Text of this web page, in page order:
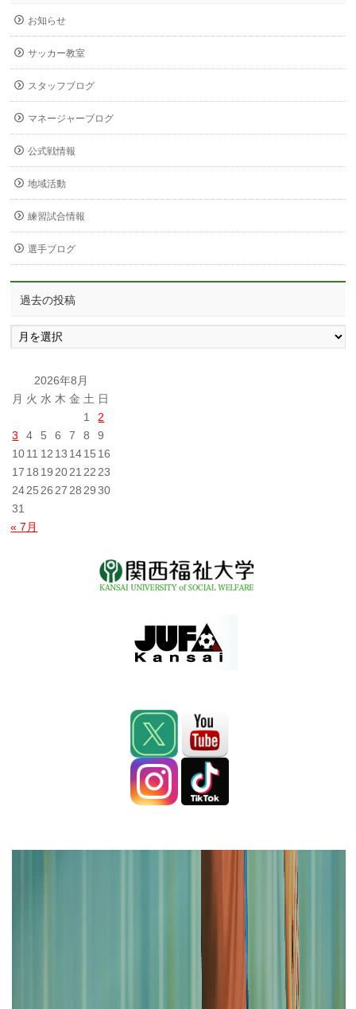
お知らせ
サッカー教室
スタッフブログ
マネージャーブログ
公式戦情報
地域活動
練習試合情報
選手ブログ
過去の投稿
過
去
稿
2026年8月
月 火 水 木 金 土 日
1
2
3
4 5 6 7 8
9
1011 12 13 1415 16
17 18 19 2021 22 23
2425 26 27 28 29 30
31
« 7月